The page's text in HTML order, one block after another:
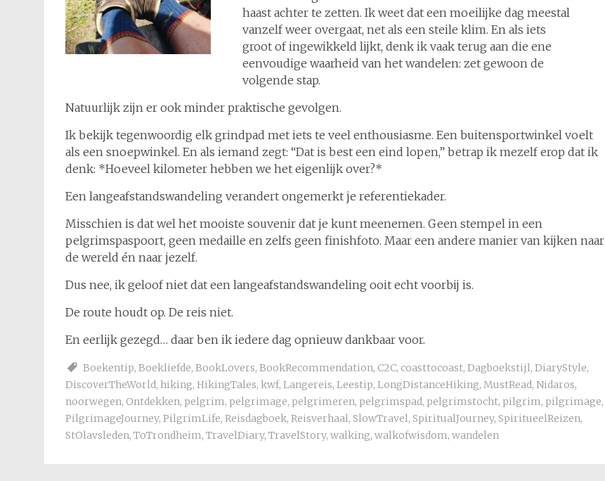
haast achter te zetten. Ik weet dat een moeilijke dag meestal
vanzelf weer overgaat, net als een steile klim. En als iets
groot of ingewikkeld lijkt, denk ik vaak terug aan die ene
eenvoudige waarheid van het wandelen: zet gewoon de
volgende stap.
Natuurlijk zijn er ook minder praktische gevolgen.
Ik bekijk tegenwoordig elk grindpad met iets te veel enthousiasme. Een buitensportwinkel voelt
als een snoepwinkel. En als iemand zegt: “Dat is best een eind lopen,” betrap ik mezelf erop dat ik
denk: *Hoeveel kilometer hebben we het eigenlijk over?*
Een langeafstandswandeling verandert ongemerkt je referentiekader.
Misschien is dat wel het mooiste souvenir dat je kunt meenemen. Geen stempel in een
pelgrimspaspoort, geen medaille en zelfs geen finishfoto. Maar een andere manier van kijken naar
de wereld én naar jezelf.
Dus nee, ik geloof niet dat een langeafstandswandeling ooit echt voorbij is.
De route houdt op. De reis niet.
En eerlijk gezegd… daar ben ik iedere dag opnieuw dankbaar voor.
Boekentip, Boekliefde, BookLovers, BookRecommendation, C2C, coasttocoast, Dagboekstijl, DiaryStyle,
DiscoverTheWorld, hiking, HikingTales, kwf, Langereis, Leestip, LongDistanceHiking, MustRead, Nidaros,
noorwegen, Ontdekken, pelgrim, pelgrimage, pelgrimeren, pelgrimspad, pelgrimstocht, pilgrim, pilgrimage,
PilgrimageJourney, PilgrimLife, Reisdagboek, Reisverhaal, SlowTravel, SpiritualJourney, SpiritueelReizen,
StOlavsleden, ToTrondheim, TravelDiary, TravelStory, walking, walkofwisdom, wandelen